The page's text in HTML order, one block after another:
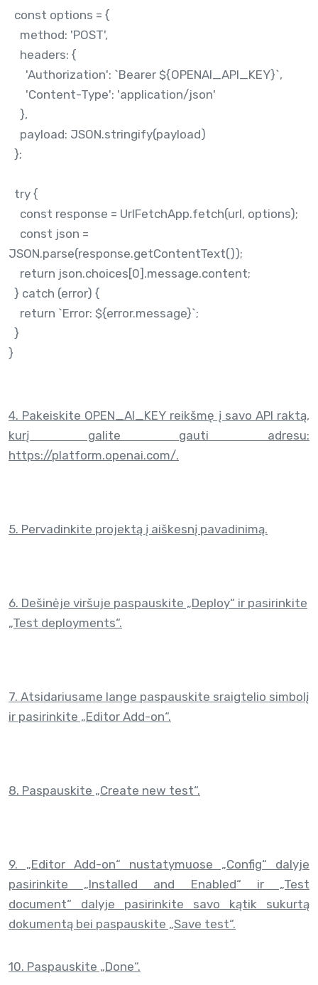
const options = {
method: 'POST',
headers: {
'Authorization': `Bearer ${OPENAI_API_KEY}`,
'Content-Type': 'application/json'
},
payload: JSON.stringify(payload)
};
try {
const response = UrlFetchApp.fetch(url, options);
const json =
JSON.parse(response.getContentText());
return json.choices[0].message.content;
} catch (error) {
return `Error: ${error.message}`;
}
}
4. Pakeiskite OPEN_AI_KEY reikšmę į savo API raktą,
kurį galite gauti adresu:
https://platform.openai.com/.
5. Pervadinkite projektą į aiškesnį pavadinimą.
6. Dešinėje viršuje paspauskite „Deploy“ ir pasirinkite
„Test deployments“.
7. Atsidariusame lange paspauskite sraigtelio simbolį
ir pasirinkite „Editor Add-on“.
8. Paspauskite „Create new test“.
9. „Editor Add-on“ nustatymuose „Config“ dalyje
pasirinkite „Installed and Enabled“ ir „Test
document“ dalyje pasirinkite savo kątik sukurtą
dokumentą bei paspauskite „Save test“.
10. Paspauskite „Done“.